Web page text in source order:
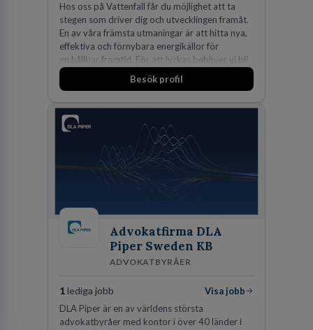
Hos oss på Vattenfall får du möjlighet att ta
stegen som driver dig och utvecklingen framåt.
En av våra främsta utmaningar är att hitta nya,
effektiva och förnybara energikällor för
en hållbar framtid. För att lyckas behöver vi bli
fler medarbetare som vill göra skillnad.
Besök profil
Advokatfirma DLA
Piper Sweden KB
ADVOKATBYRÅER
1lediga jobb
Visa jobb
DLA Piper är en av världens största
advokatbyråer med kontor i över 40 länder i